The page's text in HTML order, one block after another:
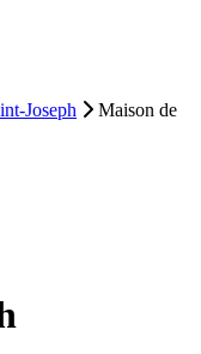
Joseph
Maison de